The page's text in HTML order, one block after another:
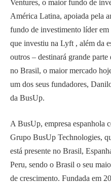
Ventures, o maior fundo de
América Latina, apoiada pela
fundo de investimento líder
que investiu na Lyft , além da
outros – destinará grande
no Brasil, o maior mercado
um dos seus fundadores,
da BusUp.
A BusUp, empresa espanhola
Grupo BusUp Technologies,
está presente no Brasil,
Peru, sendo o Brasil o seu
de crescimento. Fundada em